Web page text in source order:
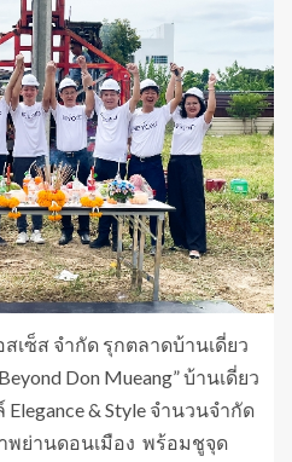
เซ็ส จำกัด รุกตลาดบ้านเดี่ยว
Don Mueang” บ้านเดี่ยว
& Style จำนวนจำกัด
พย่านดอนเมือง พร้อมชูจุด